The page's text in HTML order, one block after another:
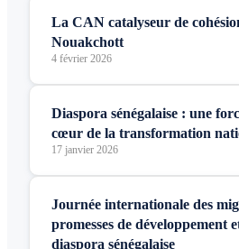
La CAN catalyseur de
Nouakchott
4 février 2026
Diaspora sénégalaise : une
cœur de la transformation
17 janvier 2026
Journée internationale des
promesses de développement
diaspora sénégalaise